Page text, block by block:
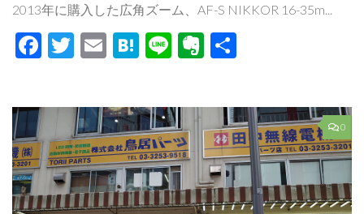
2013年に購入した広角ズーム、AF-S NIKKOR 16-35m...
Facebook
Twitter
EmailHatena
LineEvernote
0